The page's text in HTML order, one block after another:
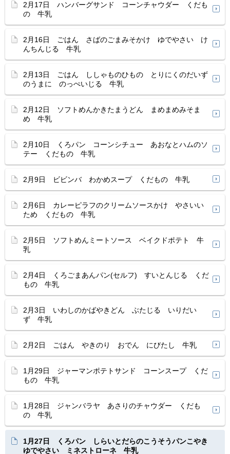
2月17日 ハンバーグサンド コーンチャウダー くだも
の 牛乳
2月16日 ごはん さばのごまみそかけ ゆでやさい け
んちんじる 牛乳
2月13日 ごはん ししゃものひもの とりにくのだいず
のうまに のっぺいじる 牛乳
2月12日 ソフトめんかきたまうどん まめまめみそま
め 牛乳
2月10日 くろパン コーンシチュー あおなとハムのソ
テー くだもの 牛乳
2月9日 ビビンバ わかめスープ くだもの 牛乳
2月6日 カレーピラフのクリームソースかけ やさいい
ため くだもの 牛乳
2月5日 ソフトめんミートソース ベイクドポテト 牛
乳
2月4日 くろごまあんパン(セルフ) すいとんじる くだ
もの 牛乳
2月3日 いわしのかばやきどん ぶたじる いりだい
ず 牛乳
2月2日 ごはん やきのり おでん にびたし 牛乳
1月29日 ジャーマンポテトサンド コーンスープ くだ
もの 牛乳
1月28日 ジャンバラヤ あさりのチャウダー くだも
の 牛乳
1月27日 くろパン しらいとだらのこうそうパンこやき
ゆでやさい ミネストローネ 牛乳